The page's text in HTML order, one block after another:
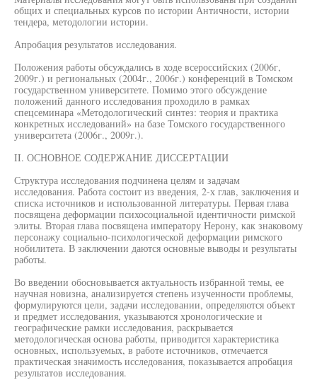
общих и специальных курсов по истории Античности, истории
тендера, методологии истории.
Апробация результатов исследования.
Положения работы обсуждались в ходе всероссийских (2006г,
2009г.) и региональных (2004г., 2006г.) конференций в Томском
государственном университете. Помимо этого обсуждение
положений данного исследования проходило в рамках
спецсеминара «Методологический синтез: теория и практика
конкретных исследований» на базе Томского государственного
университета (2006г., 2009г.).
II. ОСНОВНОЕ СОДЕРЖАНИЕ ДИССЕРТАЦИИ
Структура исследования подчинена целям и задачам
исследования. Работа состоит из введения, 2-х глав, заключения и
списка источников и использованной литературы. Первая глава
посвящена деформации психосоциальной идентичности римской
элиты. Вторая глава посвящена императору Нерону, как знаковому
персонажу социально-психологической деформации римского
нобилитета. В заключении даются основные выводы и результаты
работы.
Во введении обосновывается актуальность избранной темы, ее
научная новизна, анализируется степень изученности проблемы,
формулируются цели, задачи исследовании, определяются объект
и предмет исследования, указываются хронологические и
географические рамки исследования, раскрывается
методологическая основа работы, приводится характеристика
основных, используемых, в работе источников, отмечается
практическая значимость исследования, показывается апробация
результатов исследования.